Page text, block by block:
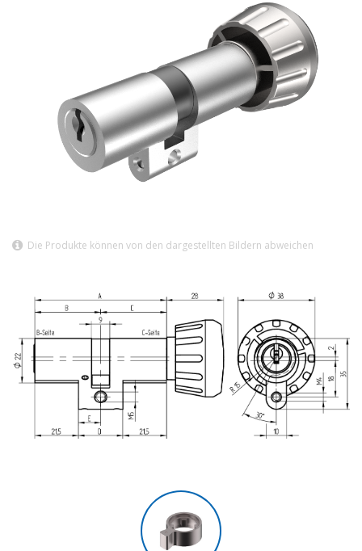
Die Produkte können von den dargestellten Bildern abweichen